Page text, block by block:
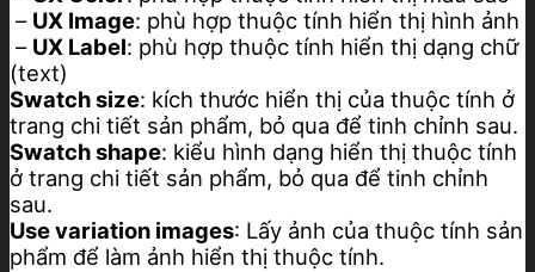
– UX Image: phù hợp thuộc tính hiển thị hình ảnh
– UX Label: phù hợp thuộc tính hiển thị dạng chữ
(text)
Swatch size: kích thước hiển thị của thuộc tính ở
trang chi tiết sản phẩm, bỏ qua để tinh chỉnh sau.
Swatch shape: kiểu hình dạng hiển thị thuộc tính
ở trang chi tiết sản phẩm, bỏ qua để tinh chỉnh
sau.
Use variation images: Lấy ảnh của thuộc tính sản
phẩm để làm ảnh hiển thị thuộc tính.